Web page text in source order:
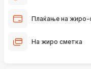
*Во 99% од случаите,
рок наведен погоре.
Плаќање на жиро-
На жиро сметка